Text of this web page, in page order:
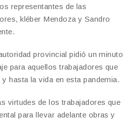
representantes de las
kléber Mendoza y Sandro
provincial pidió un minuto
para aquellos trabajadores que
hasta la vida en esta pandemia.
virtudes de los trabajadores que
para llevar adelante obras y